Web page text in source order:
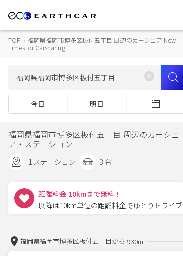
TOP › 福岡県福岡市博多区板付五丁目 周辺のカーシェア New
Times for Carsharing
今日 明日
福岡県福岡市博多区板付五丁目 周辺のカーシェ
ア・ステーション
1 ステーション 3 台
距離料金 10kmまで無料！
以降は10km単位の距離料金でゆとりドライブ
福岡県福岡市博多区板付五丁目から 930m